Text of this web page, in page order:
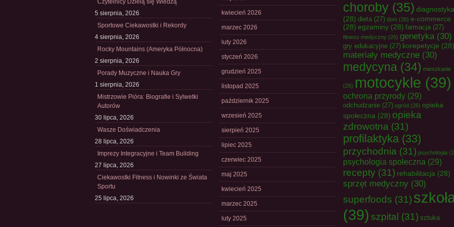
Czytelnicy Dzielą się Wiedzą
5 sierpnia, 2026
Sportowe Ciekawostki i Rekordy
4 sierpnia, 2026
Rocky Mountains (Ameryka Północna)
2 sierpnia, 2026
Porady Muzyczne i Nauka Gry
1 sierpnia, 2026
Mistrzowie Pióra: Biografie i Sylwetki
Autorów
30 lipca, 2026
Wasze Doświadczenia
28 lipca, 2026
Imprezy Integracyjne i Team Building
27 lipca, 2026
Ciekawostki Fitness i Nowinki ze Świata
Sportu
25 lipca, 2026
kwiecień 2026
marzec 2026
luty 2026
styczeń 2026
grudzień 2025
listopad 2025
październik 2025
wrzesień 2025
sierpień 2025
lipiec 2025
czerwiec 2025
maj 2025
kwiecień 2025
marzec 2025
luty 2025
choroby (35) diagnostyka
(28) dieta (27) dom (26) e-commerce
(28) egzaminy (28) farmacja (27)
fitness medyczny (26) genetyka(30)
gry edukacyjne (27) korepetycje (28)
materiały medyczne (30)
medycyna (34) mieszkanie
(26) motocykle (39)
ochrona przyrody (29)
odchudzanie (27) ogród (26) opieka
społeczna (28) opieka
zdrowotna (31)
profilaktyka (33)
przychodnia (31) psychologia
psychologia społeczna (29)
recepty (31) rehabilitacja (28)
sprzęt medyczny (30)
superfoods (31)
(39) szpital (31) sztuka